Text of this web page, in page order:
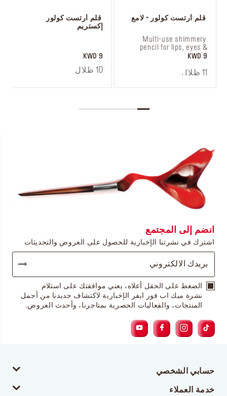
إكستريم
9 KWD
10 ظلال
قلم أرتست كولور - لامع
cheeks
9 KWD
11 ظلال
انضم إلى المجتمع
اشترك في نشرتنا الإخبارية للحصول على العروض والتحديثات
الضغط على الحقل أعلاه، يعني موافقتك على استلام
نشرة ميك اب فور ايفر الإخبارية لاكتشاف جديدنا من أجمل
المنتجات، والفعاليات الحصرية بمتاجرنا، وأحدث العروض.
حسابي الشخصي
خدمة العملاء